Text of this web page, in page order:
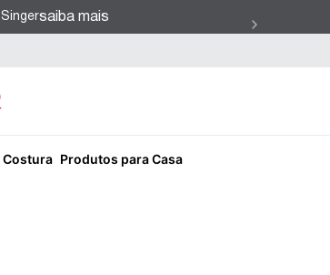
saiba mais
Costura Produtos para Casa